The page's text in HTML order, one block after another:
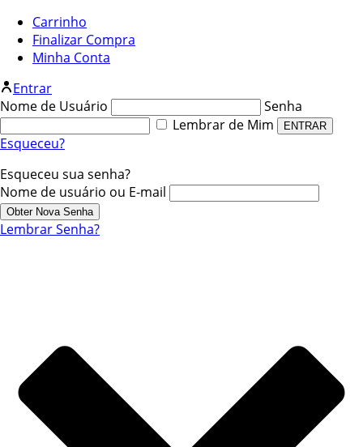
Carrinho
Finalizar Compra
Minha Conta
Entrar
Nome de Usuário
Senha
Lembrar de Mim
Esqueceu?
Esqueceu sua senha?
Nome de usuário ou E-mail
Lembrar Senha?